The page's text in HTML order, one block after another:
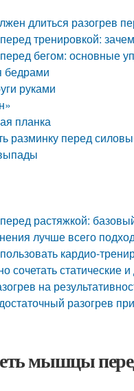
длиться разогрев
тренировкой:
бегом: основные
бедрами
руками
планка
разминку перед
растяжкой:
лучше всего
кардио-
сочетать
на
разогрев
мышцы